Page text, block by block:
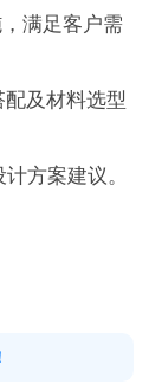
满足客户需
及材料选型
方案建议。